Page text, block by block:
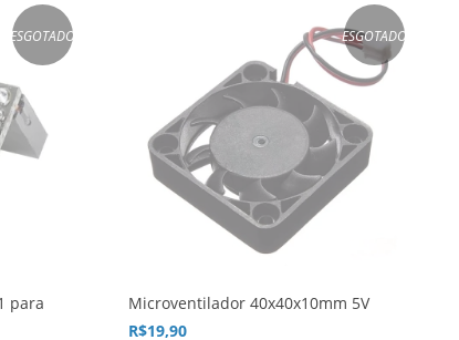
ESGOTADO
para
ESGOTADO
Microventilador 40x40x10mm 5V
R$19,90